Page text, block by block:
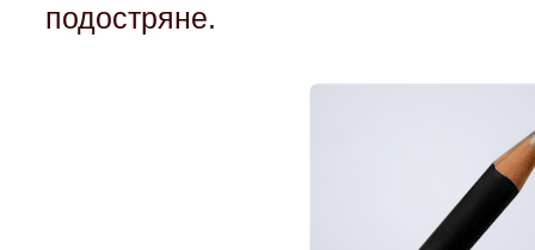
подостряне.